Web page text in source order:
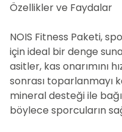
Özellikler ve Faydalar
NOIS Fitness Paketi,
için ideal bir denge
asitler, kas onarımını
sonrası toparlanmayı
mineral desteği ile
böylece sporcuların